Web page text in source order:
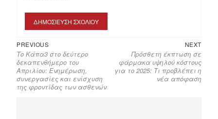
PREVIOUS
Το Κάπα3 στο δεύτερο
δεκαπενθήμερο του
Απριλίου: Ενημέρωση,
συνεργασίες και ενίσχυση
της φροντίδας των ασθενών
NEXT
Πρόσθετη έκπτωση σε
φάρμακα υψηλού κόστους
για το 2025: Τι προβλέπει η
νέα απόφαση